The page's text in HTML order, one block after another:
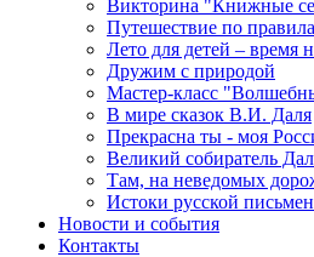
Викторина "Книжные
Путешествие по
Лето для детей – время
Дружим с природой
Мастер-класс
В мире сказок В.И. Даля
Прекрасна ты - моя
Великий собиратель
Там, на неведомых
Истоки русской
Новости и события
Контакты